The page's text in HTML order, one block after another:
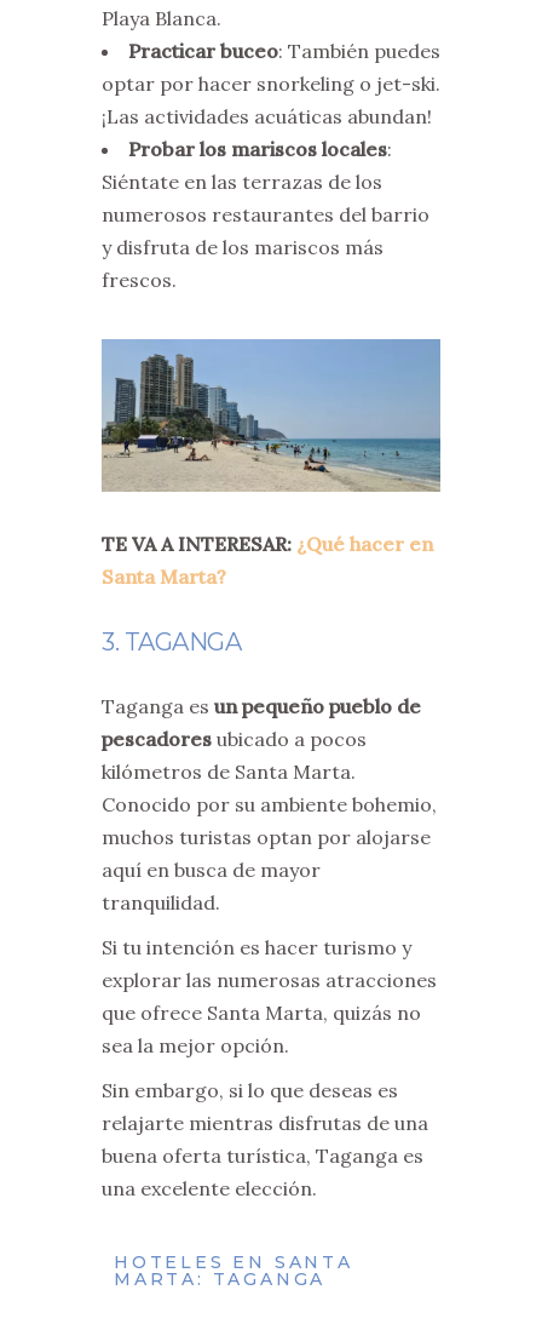
Playa Blanca.
Practicar buceo: También puedes
optar por hacer snorkeling o jet-ski.
¡Las actividades acuáticas abundan!
Probar los mariscos locales:
Siéntate en las terrazas de los
numerosos restaurantes del barrio
y disfruta de los mariscos más
frescos.
TE VA A INTERESAR: ¿Qué hacer en
Santa Marta?
3. TAGANGA
Taganga es un pequeño pueblo de
pescadores ubicado a pocos
kilómetros de Santa Marta.
Conocido por su ambiente bohemio,
muchos turistas optan por alojarse
aquí en busca de mayor
tranquilidad.
Si tu intención es hacer turismo y
explorar las numerosas atracciones
que ofrece Santa Marta, quizás no
sea la mejor opción.
Sin embargo, si lo que deseas es
relajarte mientras disfrutas de una
buena oferta turística, Taganga es
una excelente elección.
HOTELES EN SANTA
MARTA: TAGANGA